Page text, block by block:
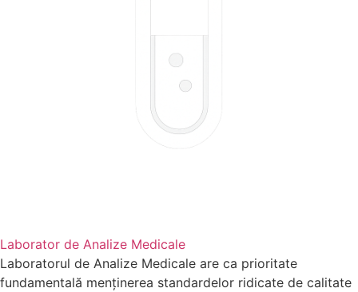
Laborator de Analize Medicale
Laboratorul de Analize Medicale are ca prioritate
fundamentală menținerea standardelor ridicate de calitate